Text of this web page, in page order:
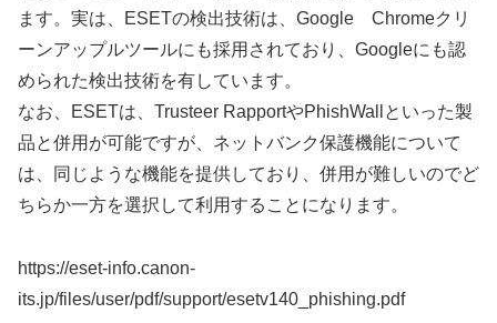
ます。実は、ESETの検出技術は、Google Chromeクリ
ーンアップルツールにも採用されており、Googleにも認
められた検出技術を有しています。
なお、ESETは、Trusteer RapportやPhishWallといった製
品と併用が可能ですが、ネットバンク保護機能について
は、同じような機能を提供しており、併用が難しいのでど
ちらか一方を選択して利用することになります。
https://eset-info.canon-
its.jp/files/user/pdf/support/esetv140_phishing.pdf